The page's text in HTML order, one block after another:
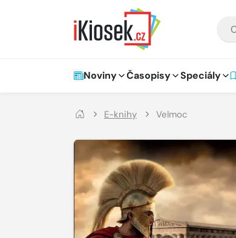
Hlavní navigace
Noviny Časopisy Speciály
E-knihy Velmoc